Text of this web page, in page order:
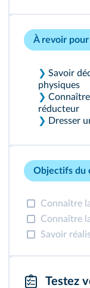
À revoir
❯ Savoir
physiques
❯
réducteur
❯ Dresser
Objectifs du
Connaître
Connaître
Savoir
Testez